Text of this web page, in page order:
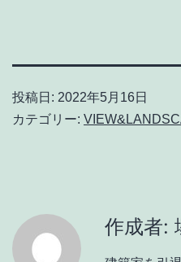
投稿日: 2022年5月16日
カテゴリー:
作成者: